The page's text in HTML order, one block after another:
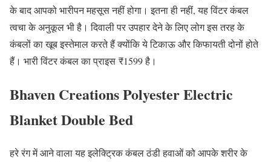
के बाद आपको भारीपन महसूस नहीं होगा। इतना ही नहीं, यह विंटर कंबल
त्वचा के अनुकूल भी है। दिवाली पर उपहार देने के लिए लोग इस तरह के
कंबलों का खूब इस्तेमाल करते हैं क्योंकि ये टिकाऊ और किफायती दोनों होते
हैं। भारी विंटर कंबल का प्राइस ₹1599 है।
Bhaven Creations Polyester Electric
Blanket Double Bed
हरे रंग में आने वाला यह इलेक्ट्रिक कंबल ठंडी हवाओं को आपके शरीर के